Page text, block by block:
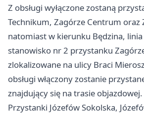
Z obsługi wyłączone zostaną
Technikum, Zagórze Centrum oraz
natomiast w kierunku Będzina, linia
stanowisko nr 2 przystanku
zlokalizowane na ulicy Braci
obsługi włączony zostanie
znajdujący się na trasie objazdowej.
Przystanki Józefów Sokolska,